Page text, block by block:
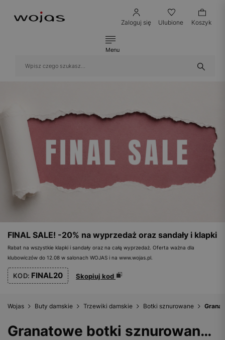
Zaloguj się Ulubione Koszyk
Menu
FINAL SALE! -20% na wyprzedaż oraz sandały i klapki
Rabat na wszystkie klapki i sandały oraz na całą wyprzedaż. Oferta ważna dla
klubowiczów do 12.08 w salonach WOJAS i na www.wojas.pl.
KOD: FINAL20 Skopiuj kod
Wojas Buty damskie Trzewiki damskie Botki sznurowane
Granatowe botki sznurowane damskie